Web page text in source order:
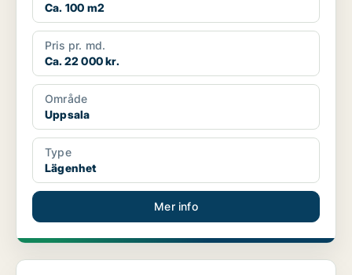
Ca. 100 m2
Pris pr. md.
Ca. 22 000 kr.
Område
Uppsala
Type
Lägenhet
Mer info
Lägenhet i Uppsala